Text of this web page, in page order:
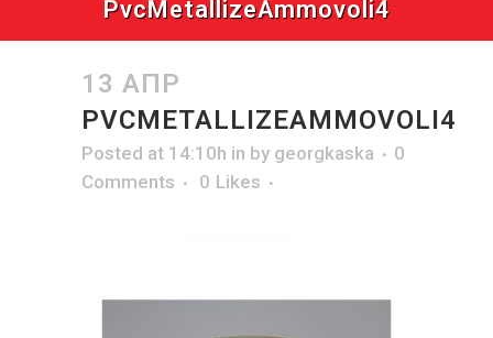
PvcMetallizeAmmovoli4
13 ΑΠΡ
PVCMETALLIZEAMMOVOLI4
Posted at 14:10h in by georgkaska
0
Comments
0 Likes